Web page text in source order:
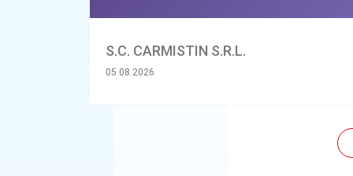
S.C. CARMISTIN S.R.L.
05.08.2026